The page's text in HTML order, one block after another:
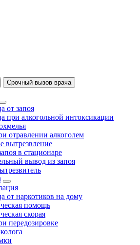
Срочный вызов врача
от запоя
при алкогольной интоксикации
отравлении алкоголем
вытрезвление
в стационаре
вывод из запоя
от наркотиков на дому
помощь
скорая
передозировке